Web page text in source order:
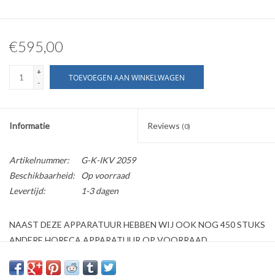
€595,00
+
-
TOEVOEGEN AAN WINKELWAGEN
Informatie Reviews (0)
Artikelnummer:
G-K-IKV 2059
Beschikbaarheid:
Op voorraad
Levertijd:
1-3 dagen
NAAST DEZE APPARATUUR HEBBEN WIJ OOK NOG 450 STUKS
ANDERE HORECA APPARATUUR OP VOORRAAD
Kijk ook op onze website horecaprofessionalcenter punt nl, om
direct te kunnen bestellen.